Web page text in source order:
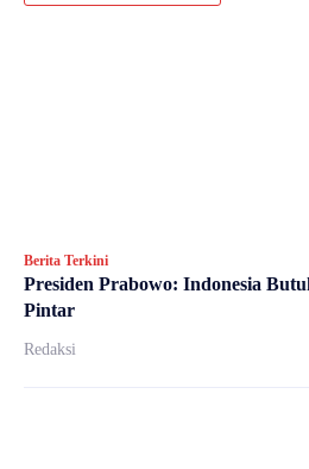
Berita Terkini
Presiden Prabowo: Indonesia
Pintar
Redaksi